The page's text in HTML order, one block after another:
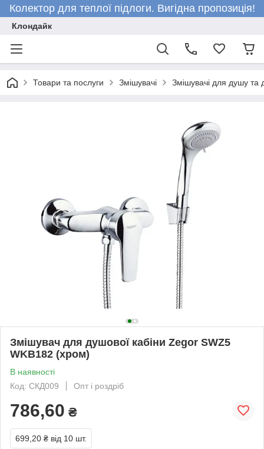
Колектор для теплої підлоги. Вигідна пропозиція!
Клондайк
Товари та послуги Змішувачі Змішувачі для душу та
Змішувач для душової кабіни Zegor SWZ5
WKB182 (хром)
В наявності
Код: СКД009
Опт і роздріб
786,60 ₴
699,20 ₴ від 10 шт.